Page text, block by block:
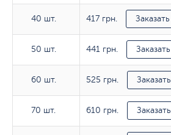
40 шт.
50 шт.
60 шт.
70 шт.
40 шт. 417 грн. Заказать
50 шт. 441 грн. Заказать
60 шт. 525 грн. Заказать
70 шт. 610 грн. Заказать